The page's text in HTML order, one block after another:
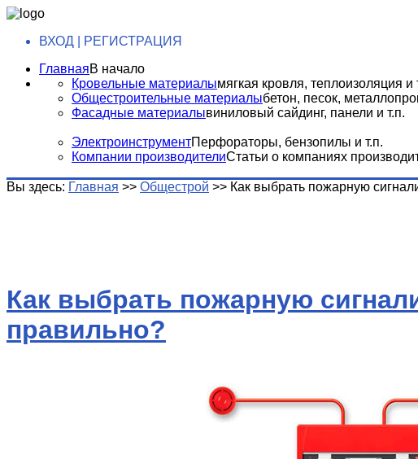
ВХОД | РЕГИСТРАЦИЯ
ГлавнаяВ начало
Кровельные материалымягкая кровля, теплоизоляция и
Общестроительные материалыбетон, песок,
Фасадные материалывиниловый сайдинг, панели и т.п.
ЭлектроинструментПерфораторы, бензопилы и т.п.
Компании производителиСтатьи о компаниях
Вы здесь: Главная >> Общестрой >> Как выбрать пожарную
Как выбрать пожарную
правильно?